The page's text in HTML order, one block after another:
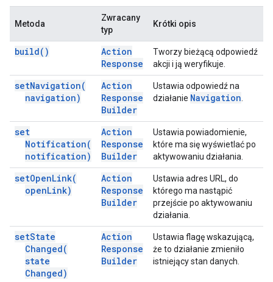
Metoda
Zwracany
typ
Krótki opis
build( )
Action
Response
Tworzy bieżącą odpowiedź
akcji i ją weryfikuje.
setNavigation(
navigation)
Action
Response
Builder
Ustawia odpowiedź na
działanie Navigation
set
Notification(
notification)
Action
Response
Builder
Ustawia powiadomienie,
które ma się wyświetlać po
aktywowaniu działania.
setOpenLink(
openLink)
Action
Response
Builder
Ustawia adres URL, do
którego ma nastąpić
przejście po aktywowaniu
działania.
setState
Changed(
state
Changed)
Action
Response
Builder
Ustawia flagę wskazującą,
że to działanie zmieniło
istniejący stan danych.